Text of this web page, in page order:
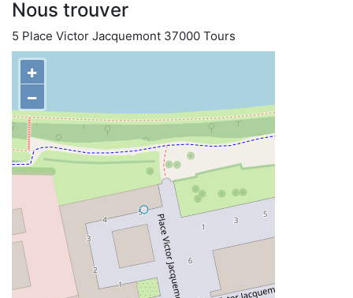
Nous trouver
5 Place Victor Jacquemont 37000 Tours
+
−